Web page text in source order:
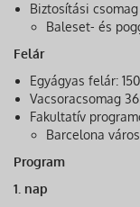
Biztosítási
Baleset- és
Felár
Egyágyas felár:
Vacsoracsomag
Fakultatív
Barcelona
Program
1. nap